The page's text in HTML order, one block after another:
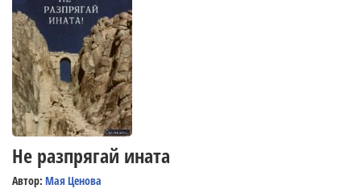
Не разпрягай ината
Автор: Мая Ценова